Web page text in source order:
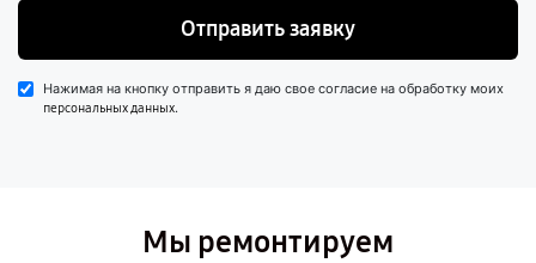
Отправить заявку
Нажимая на кнопку отправить я даю свое согласие на обработку моих
персональных данных.
Мы ремонтируем